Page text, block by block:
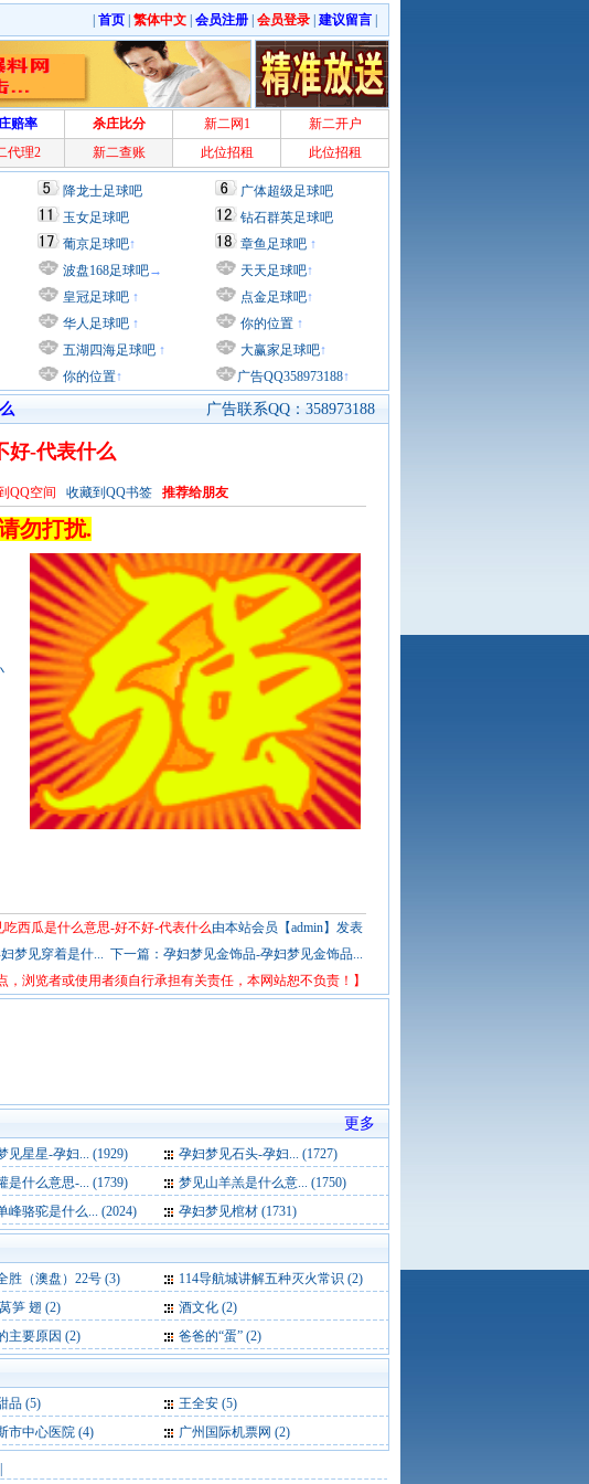
首页 繁体中文 会员注册 会员登录 建议留言
赔率 杀庄比分 新二网1
新二开户
代理2 新二查账 此位招租 此位招租
降龙士足球吧
玉女足球吧
葡京足球吧↑
波盘168足球吧→
皇冠足球吧 ↑
华人足球吧 ↑
五湖四海足球吧 ↑
你的位置↑
广体超级足球吧
钻石群英足球吧
章鱼足球吧 ↑
天天足球吧↑
点金足球吧↑
你的位置 ↑
大赢家足球吧↑
广告QQ358973188↑
广告联系QQ：358973188
好-代表什么
QQ空间 收藏到QQ书签 推荐给朋友
勿打扰.
西瓜是什么意思-好不好-代表什么由本站会员【admin】发表
梦见穿着是什... 下一篇： 孕妇梦见金饰品-孕妇梦见金饰品...
，浏览者或使用者须自行承担有关责任，本网站恕不负责！】
更多
见星星-孕妇... (1929)
孕妇梦见石头-孕妇... (1727)
是什么意思-... (1739)
梦见山羊羔是什么意... (1750)
峰骆驼是什么... (2024) 孕妇梦见棺材 (1731)
胜（澳盘）22号 (3)
114导航城讲解五种灭火常识 (2)
笋 翅 (2)
酒文化 (2)
主要原因 (2) 爸爸的“蛋” (2)
品 (5) 王全安 (5)
市中心医院 (4) 广州国际机票网 (2)